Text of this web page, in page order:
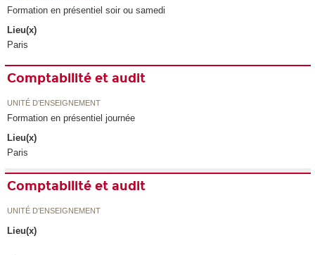
Formation en présentiel soir ou samedi
Lieu(x)
Paris
Comptabilité et audit
UNITÉ D’ENSEIGNEMENT
Formation en présentiel journée
Lieu(x)
Paris
Comptabilité et audit
UNITÉ D’ENSEIGNEMENT
Lieu(x)